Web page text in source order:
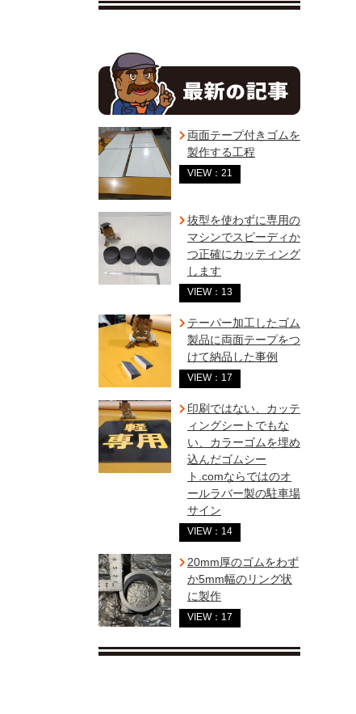
両面テープ付きゴムを
製作する工程
VIEW：21
抜型を使わずに専用の
マシンでスピーディか
つ正確にカッティング
します
VIEW：13
テーパー加工したゴム
製品に両面テープをつ
けて納品した事例
VIEW：17
印刷ではない、カッテ
ィングシートでもな
い、カラーゴムを埋め
込んだゴムシー
ト.comならではのオ
ールラバー製の駐車場
サイン
VIEW：14
20mm厚のゴムをわず
か5mm幅のリング状
に製作
VIEW：17